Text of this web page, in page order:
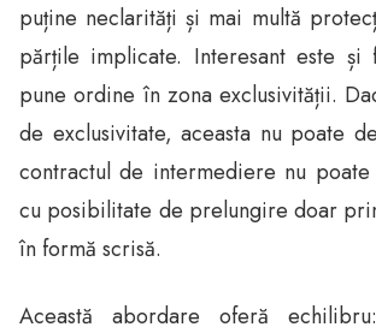
puține neclarități și mai multă
părțile implicate. Interesant este și
pune ordine în zona exclusivității.
de exclusivitate, aceasta nu poate
contractul de intermediere nu
cu posibilitate de prelungire doar
în formă scrisă.
Această abordare oferă